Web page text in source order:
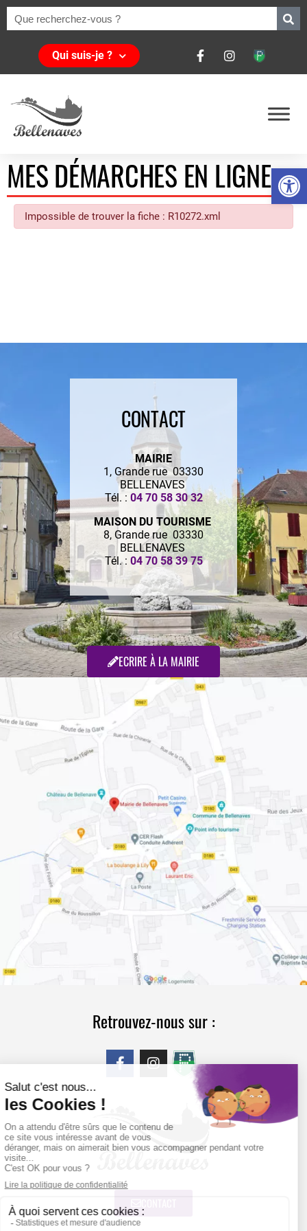
Ouvrir
Qui suis-je ?
MES DÉMARCHES EN LIGNE
Impossible de trouver la fiche : R10272.xml
CONTACT
MAIRIE
1, Grande rue 03330
BELLENAVES
Tél. : 04 70 58 30 32
MAISON DU TOURISME
8, Grande rue 03330
BELLENAVES
Tél. : 04 70 58 39 75
ECRIRE À LA MAIRIE
Retrouvez-nous sur :
CONTACT